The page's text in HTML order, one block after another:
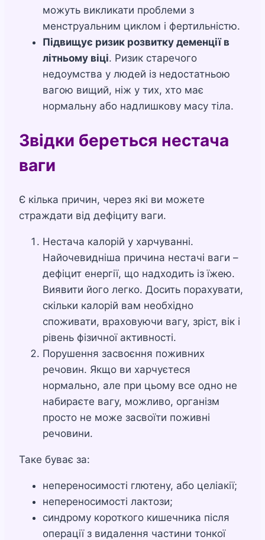
можуть викликати проблеми з
менструальним циклом і фертильністю.
Підвищує ризик розвитку деменції в
літньому віці. Ризик старечого
недоумства у людей із недостатньою
вагою вищий, ніж у тих, хто має
нормальну або надлишкову масу тіла.
Звідки береться нестача
ваги
Є кілька причин, через які ви можете
страждати від дефіциту ваги.
Нестача калорій у харчуванні.
Найочевидніша причина нестачі ваги –
дефіцит енергії, що надходить із їжею.
Виявити його легко. Досить порахувати,
скільки калорій вам необхідно
споживати, враховуючи вагу, зріст, вік і
рівень фізичної активності.
Порушення засвоєння поживних
речовин. Якщо ви харчуєтеся
нормально, але при цьому все одно не
набираєте вагу, можливо, організм
просто не може засвоїти поживні
речовини.
Таке буває за:
непереносимості глютену, або целіакії;
непереносимості лактози;
синдрому короткого кишечника після
операції з видалення частини тонкої